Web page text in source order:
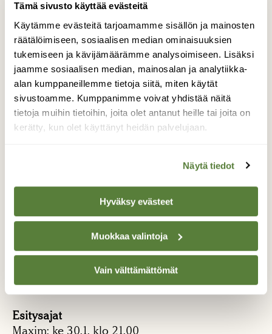
Tämä sivusto käyttää evästeitä
Käytämme evästeitä tarjoamamme sisällön ja mainosten
räätälöimiseen, sosiaalisen median ominaisuuksien
tukemiseen ja kävijämäärämme analysoimiseen. Lisäksi
jaamme sosiaalisen median, mainosalan ja analytiikka-
alan kumppaneillemme tietoja siitä, miten käytät
sivustoamme. Kumppanimme voivat yhdistää näitä
tietoja muihin tietoihin, joita olet antanut heille tai joita on
kerätty, kun olet käyttänyt heidän palvelujaan.
Näytä tiedot
Hyväksy evästeet
Muokkaa valintoja
Vain välttämättömät
Walden. Kuva: DocPoint
Meditatiivinen elokuva esittää kolmetoista 360
asteen otosta. Ne kertovat, miten itävaltalaista
puutavaraa kuljetetaan Brasiliaan Amazonin
sademetsään, lähes koskemattomaan luontoon.
Globalisoituneessa maailmassa ja massiivisten
kuljetuskoneistojen yhä tehostuessa näinkin
absurdi ajatus on arkipäivää.
Esitysajat
Maxim: ke 30.1. klo 21.00